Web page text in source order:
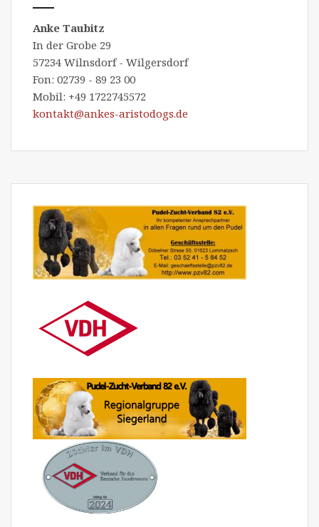
Anke Taubitz
In der Grobe 29
57234 Wilnsdorf - Wilgersdorf
Fon: 02739 - 89 23 00
Mobil: +49 1722745572
kontakt@ankes-aristodogs.de